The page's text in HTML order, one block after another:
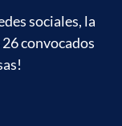
sociales, la
convocados